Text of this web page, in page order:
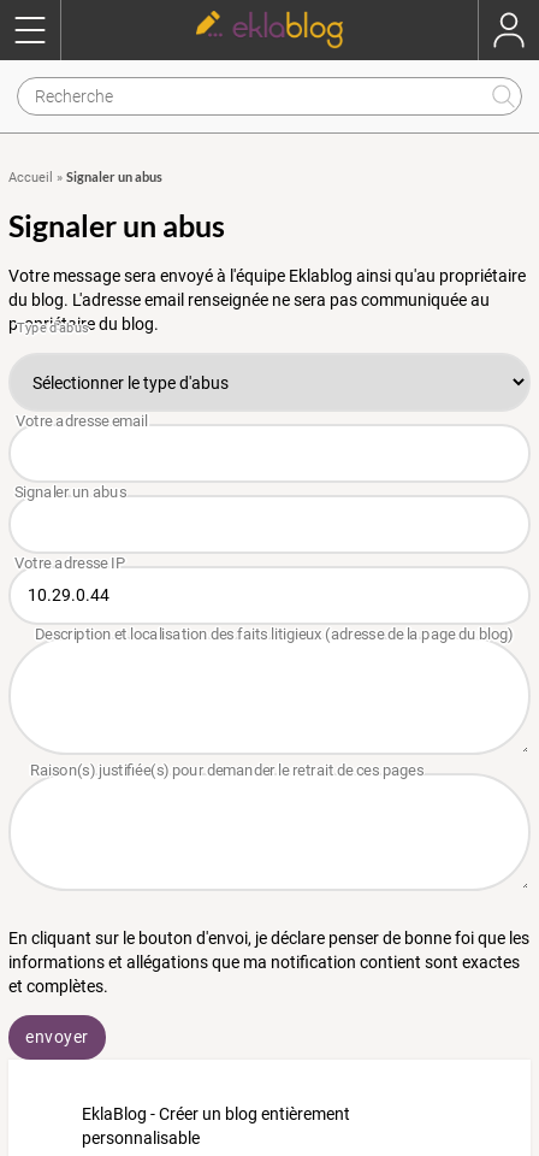
Accueil » Signaler un abus
Signaler un abus
Votre message sera envoyé à l'équipe Eklablog ainsi qu'au propriétaire
du blog. L'adresse email renseignée ne sera pas communiquée au
propriétaire du blog.
En cliquant sur le bouton d'envoi, je déclare penser de bonne foi que les
informations et allégations que ma notification contient sont exactes
et complètes.
envoyer
EklaBlog - Créer un blog entièrement
personnalisable